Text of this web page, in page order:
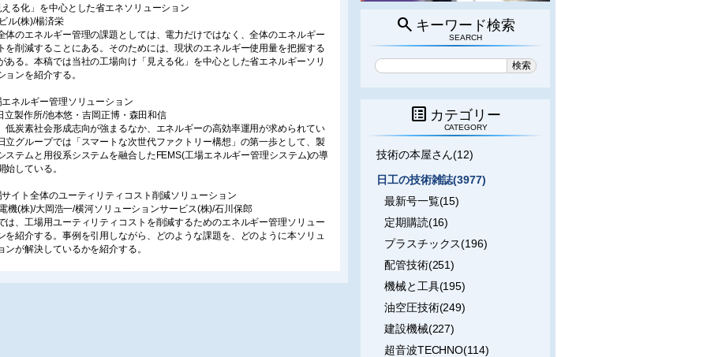
える化」を中心とした省エネソリューション
ル(株)/楊済栄
体のエネルギー管理の課題としては、電力だけではなく、全体のエネルギー
を削減することにある。そのためには、現状のエネルギー使用量を把握する
ある。本稿では当社の工場向け「見える化」を中心とした省エネルギーソリ
ョンを紹介する。
エネルギー管理ソリューション
立製作所/池本悠・吉岡正博・森田和信
低炭素社会形成志向が強まるなか、エネルギーの高効率運用が求められてい
立グループでは「スマートな次世代ファクトリー構想」の第一歩として、製
ステムと用役系システムを融合したFEMS(工場エネルギー管理システム)の導
始している。
サイト全体のユーティリティコスト削減ソリューション
機(株)/大岡浩一/横河ソリューションサービス(株)/石川保郎
は、工場用ユーティリティコストを削減するためのエネルギー管理ソリュー
を紹介する。事例を引用しながら、どのような課題を、どのように本ソリュ
ンが解決しているかを紹介する。
search キーワード検索
SEARCH
list_alt カテゴリー
CATEGORY
技術の本屋さん(12)
日工の技術雑誌(3977)
最新号一覧(15)
定期購読(16)
プラスチックス(196)
配管技術(251)
機械と工具(195)
油空圧技術(249)
建設機械(227)
超音波TECHNO(114)